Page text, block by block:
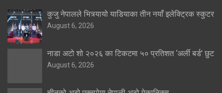
कुजु नेपालले भित्र्यायो याडियाका तीन नयाँ इलेक्ट्रिक स्कुटर
August 6, 2026
नाडा अटो शो २०२६ का टिकटमा ५० प्रतिशत ‘अर्ली बर्ड’ छुट
August 6, 2026